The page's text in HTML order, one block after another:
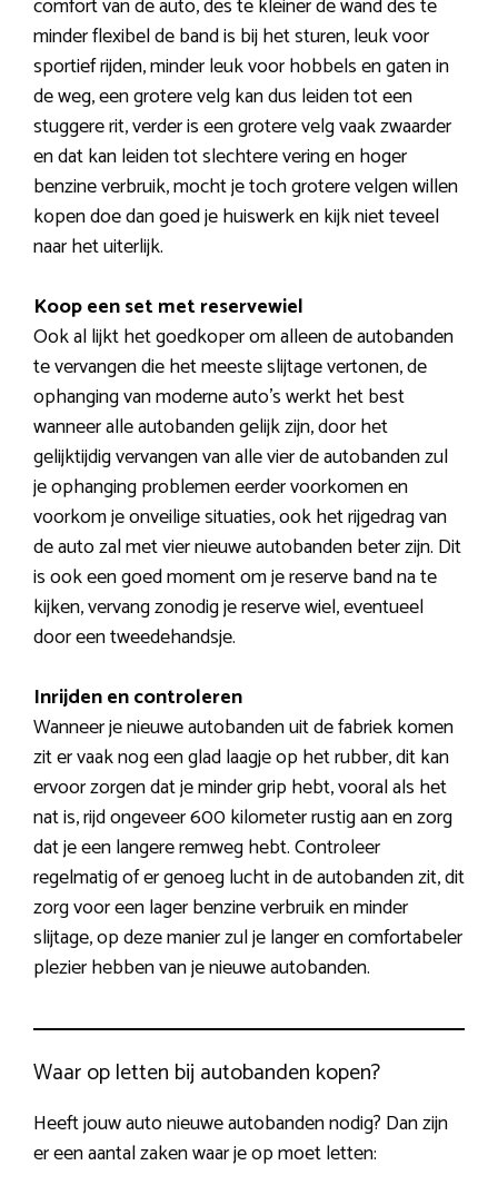
minder flexibel de band is bij het sturen, leuk voor
sportief rijden, minder leuk voor hobbels en gaten in
de weg, een grotere velg kan dus leiden tot een
stuggere rit, verder is een grotere velg vaak zwaarder
en dat kan leiden tot slechtere vering en hoger
benzine verbruik, mocht je toch grotere velgen willen
kopen doe dan goed je huiswerk en kijk niet teveel
naar het uiterlijk.
Koop een set met reservewiel
Ook al lijkt het goedkoper om alleen de autobanden
te vervangen die het meeste slijtage vertonen, de
ophanging van moderne auto’s werkt het best
wanneer alle autobanden gelijk zijn, door het
gelijktijdig vervangen van alle vier de autobanden zul
je ophanging problemen eerder voorkomen en
voorkom je onveilige situaties, ook het rijgedrag van
de auto zal met vier nieuwe autobanden beter zijn. Dit
is ook een goed moment om je reserve band na te
kijken, vervang zonodig je reserve wiel, eventueel
door een tweedehandsje.
Inrijden en controleren
Wanneer je nieuwe autobanden uit de fabriek komen
zit er vaak nog een glad laagje op het rubber, dit kan
ervoor zorgen dat je minder grip hebt, vooral als het
nat is, rijd ongeveer 600 kilometer rustig aan en zorg
dat je een langere remweg hebt. Controleer
regelmatig of er genoeg lucht in de autobanden zit, dit
zorg voor een lager benzine verbruik en minder
slijtage, op deze manier zul je langer en comfortabeler
plezier hebben van je nieuwe autobanden.
Waar op letten bij autobanden kopen?
Heeft jouw auto nieuwe autobanden nodig? Dan zijn
er een aantal zaken waar je op moet letten: